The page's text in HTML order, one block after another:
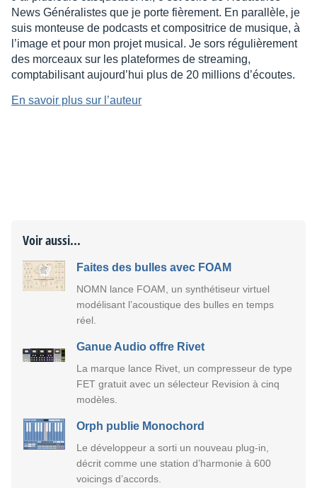
News Généralistes que je porte fièrement. En parallèle, je
suis monteuse de podcasts et compositrice de musique, à
l’image et pour mon projet musical. Je sors régulièrement
des morceaux sur les plateformes de streaming,
comptabilisant aujourd’hui plus de 20 millions d’écoutes.
En savoir plus sur l’auteur
Voir aussi...
Faites des bulles avec FOAM
NOMN lance FOAM, un synthétiseur virtuel
modélisant l’acoustique des bulles en temps
réel.
Ganue Audio offre Rivet
La marque lance Rivet, un compresseur de type
FET gratuit avec un sélecteur Revision à cinq
modèles.
Orph publie Monochord
Le développeur a sorti un nouveau plug-in,
décrit comme une station d’harmonie à 600
voicings d’accords.